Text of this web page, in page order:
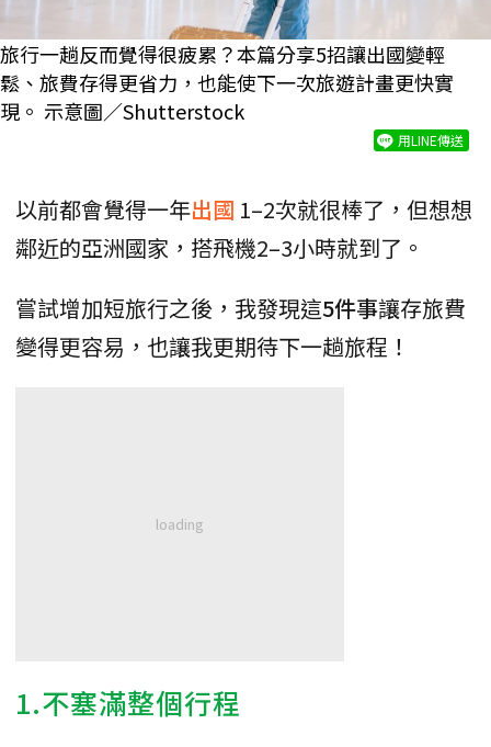
旅行一趟反而覺得很疲累？本篇分享5招讓出國變輕
鬆、旅費存得更省力，也能使下一次旅遊計畫更快實
現。 示意圖／Shutterstock
用LINE傳送
以前都會覺得一年出國 1–2次就很棒了，但想想
鄰近的亞洲國家，搭飛機2–3小時就到了。
嘗試增加短旅行之後，我發現這5件事讓存旅費
變得更容易，也讓我更期待下一趟旅程！
1.不塞滿整個行程